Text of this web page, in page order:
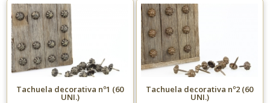
Tachuela decorativa nº1 (60
UNI.)
Tachuela decorativa nº2 (60
UNI.)